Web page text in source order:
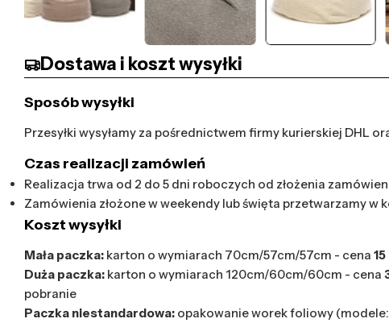
Dostawa i koszt wysyłki
Sposób wysyłki
Przesyłki wysyłamy za pośrednictwem firmy kurierskiej DHL
Czas realizacji zamówień
Realizacja trwa od 2 do 5 dni roboczych od złożenia
Zamówienia złożone w weekendy lub święta przetwarzamy w
Koszt wysyłki
Mała paczka: karton o wymiarach 70cm/57cm/57cm - cena 15
Duża paczka: karton o wymiarach 120cm/60cm/60cm - cena
pobranie
Paczka niestandardowa: opakowanie worek foliowy (modele: